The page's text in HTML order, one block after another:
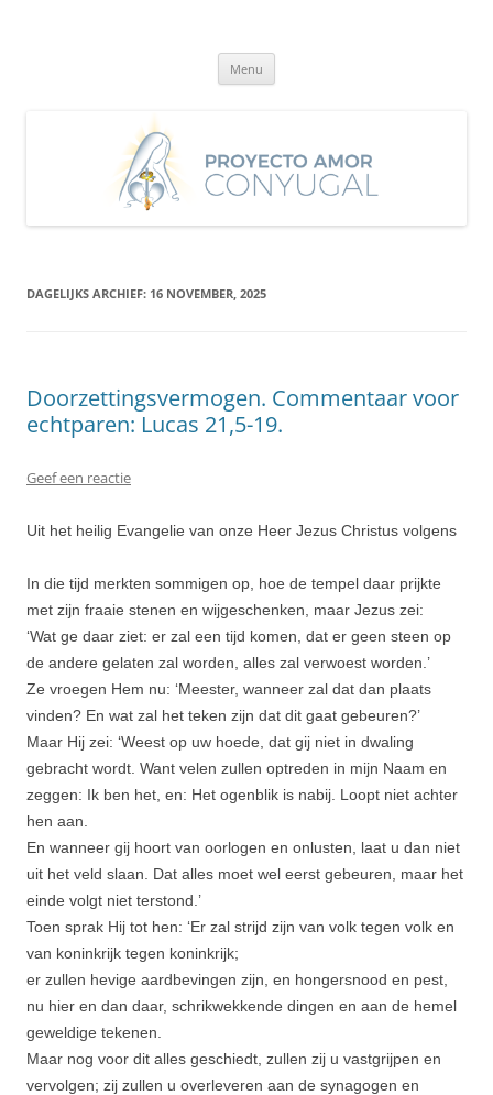
Menu
DAGELIJKS ARCHIEF: 16 NOVEMBER, 2025
Doorzettingsvermogen. Commentaar voor
echtparen: Lucas 21,5-19.
Geef een reactie
Uit het heilig Evangelie van onze Heer Jezus Christus volgens
In die tijd merkten sommigen op, hoe de tempel daar prijkte
met zijn fraaie stenen en wijgeschenken, maar Jezus zei:
‘Wat ge daar ziet: er zal een tijd komen, dat er geen steen op
de andere gelaten zal worden, alles zal verwoest worden.’
Ze vroegen Hem nu: ‘Meester, wanneer zal dat dan plaats
vinden? En wat zal het teken zijn dat dit gaat gebeuren?’
Maar Hij zei: ‘Weest op uw hoede, dat gij niet in dwaling
gebracht wordt. Want velen zullen optreden in mijn Naam en
zeggen: Ik ben het, en: Het ogenblik is nabij. Loopt niet achter
hen aan.
En wanneer gij hoort van oorlogen en onlusten, laat u dan niet
uit het veld slaan. Dat alles moet wel eerst gebeuren, maar het
einde volgt niet terstond.’
Toen sprak Hij tot hen: ‘Er zal strijd zijn van volk tegen volk en
van koninkrijk tegen koninkrijk;
er zullen hevige aardbevingen zijn, en hongersnood en pest,
nu hier en dan daar, schrikwekkende dingen en aan de hemel
geweldige tekenen.
Maar nog voor dit alles geschiedt, zullen zij u vastgrijpen en
vervolgen; zij zullen u overleveren aan de synagogen en